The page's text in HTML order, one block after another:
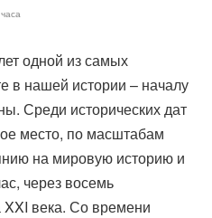
одной из самых
в нашей истории – началу
Среди исторических дат
место, по масштабам
на мировую историю и
через восемь
XXI века. Со времени